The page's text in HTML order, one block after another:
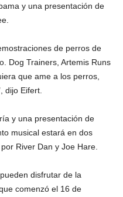
y una presentación de
de perros de
Dog Trainers, Artemis Runs
que ame a los perros,
dijo Eifert.
y una presentación de
musical estará en dos
River Dan y Joe Hare.
disfrutar de la
comenzó el 16 de